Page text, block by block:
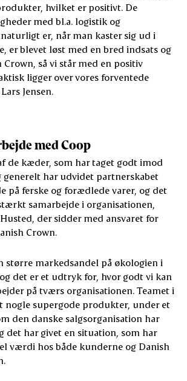
hvilket er positivt. De
med bl.a. logistik og
er, når man kaster sig ud i
er blevet løst med en bred indsats og
så vi står med en positiv
ligger over vores forventede
Jensen.
med Coop
de kæder, som har taget godt imod
generelt har udvidet partnerskabet
på ferske og forædlede varer, og det
samarbejde i organisationen,
der sidder med ansvaret for
Crown.
større markedsandel på økologien i
det er et udtryk for, hvor godt vi kan
på tværs organisationen. Teamet i
nogle supergode produkter, under et
den danske salgsorganisation har
det har givet en situation, som har
værdi hos både kunderne og Danish